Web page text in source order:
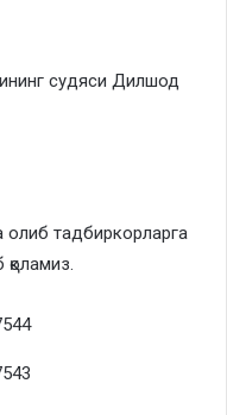
судяси Дилшод
тадбиркорларга